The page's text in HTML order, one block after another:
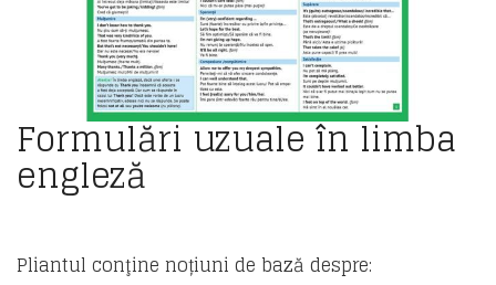
Formulări uzuale în limba
engleză
Pliantul conţine noțiuni de bază despre: